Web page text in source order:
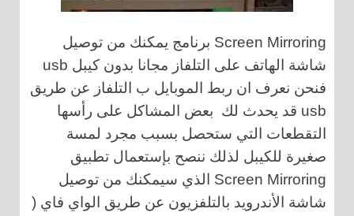
Screen Mirroring برنامج يمكنك من توصيل
شاشة الهاتف على التلفاز مجانا بدون كيبل usb
فنحن نعرف ان ربط الموبايل ب التلفاز عن طريق
usb قد يحدث لك بعض المشاكل على رأسها
التقطعات التي ستحصل بسبب مجرد لمسة
صغيرة للكيبل لذلك ننصح بإستعمال تطبيق
Screen Mirroring الذي سيمكنك من توصيل
شاشة الأندرويد بالتلفزيون عن طريق الواي فاي (